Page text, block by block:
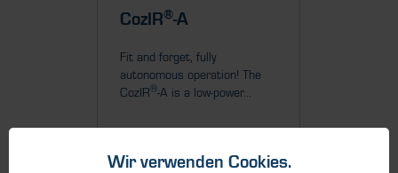
CozIR®-A
Fit and forget, fully
autonomous operation! The
CozIR®-A is a low-power...
Wir verwenden Cookies.